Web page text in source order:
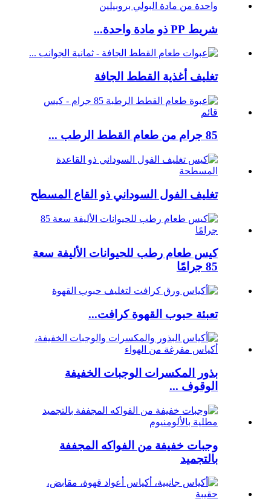
شريط PP ذو مادة واحدة...
تغليف أغذية القطط الجافة
85 جرام من طعام القطط الرطب ...
تغليف الفول السوداني ذو القاع المسطح
كيس طعام رطب للحيوانات الأليفة سعة
85 جرامًا
تعبئة حبوب القهوة كرافت...
بذور المكسرات الوجبات الخفيفة
الوقوف ...
وجبات خفيفة من الفواكه المجففة
بالتجميد